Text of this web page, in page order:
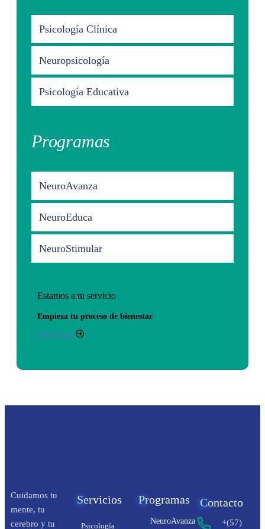
Psicología Clínica
Neuropsicología
Psicología Educativa
Programas
NeuroAvanza
NeuroEduca
NeuroStimular
Estamos a tu servicio
Empieza tu proceso de bienestar
Escríbenos
Cuidamos tu
mente, tu
cerebro y tu
Servicios
Psicología
Programas
NeuroAvanza
Contacto
+(57)